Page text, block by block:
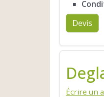
Devis
Écrire un